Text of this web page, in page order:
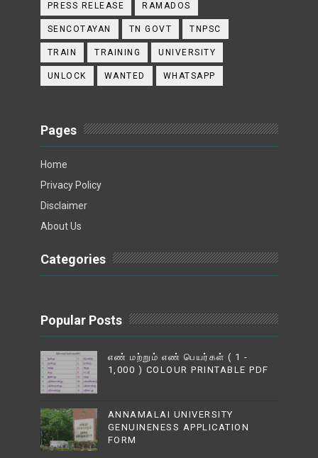
PRESS RELEASE RAMADOS
SENCOTAYAN TN GOVT TNPSC
TRAIN TRAINING UNIVERSITY
UNLOCK WANTED WHATSAPP
Pages
Home
Privacy Policy
Disclaimer
About Us
Categories
Popular Posts
எண் மற்றும் எண் பெயர்கள் ( 1 -
1,000 ) COLOUR PRINTABLE PDF
ANNAMALAI UNIVERSITY
GENUINENESS APPLICATION
FORM